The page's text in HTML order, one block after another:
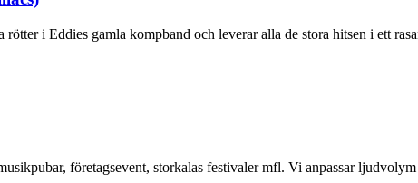
i Eddies gamla kompband och leverar alla de stora hitsen i ett
företagsevent, storkalas festivaler mfl. Vi anpassar